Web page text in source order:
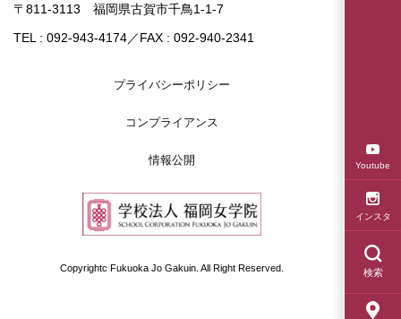
Youtube
インスタ
検索
〒811-3113 福岡県古賀市千鳥1-1-7
TEL : 092-943-4174／FAX : 092-940-2341
プライバシーポリシー
コンプライアンス
情報公開
Copyrightc Fukuoka Jo Gakuin. All Right Reserved.